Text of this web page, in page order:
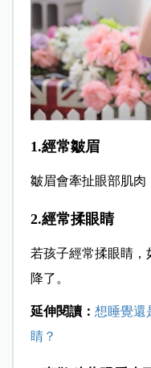
1.經常皺眉
皺眉會牽扯眼部肌肉
2.經常揉眼睛
若孩子經常揉眼睛
降了。
延伸閱讀： 想睡覺還
睛？